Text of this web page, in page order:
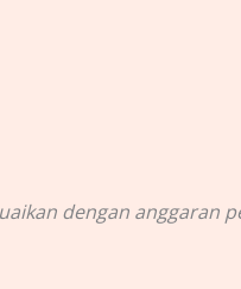
dengan anggaran